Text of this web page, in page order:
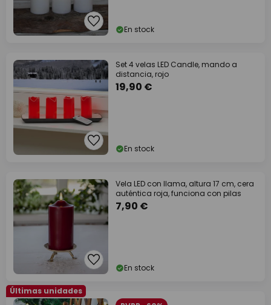
En stock
Set 4 velas LED Candle, mando a
distancia, rojo
19,90 €
En stock
Vela LED con llama, altura 17 cm, cera
auténtica roja, funciona con pilas
7,90 €
En stock
Últimas unidades